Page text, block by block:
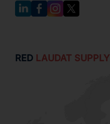
RED LAUDAT SUPPLY